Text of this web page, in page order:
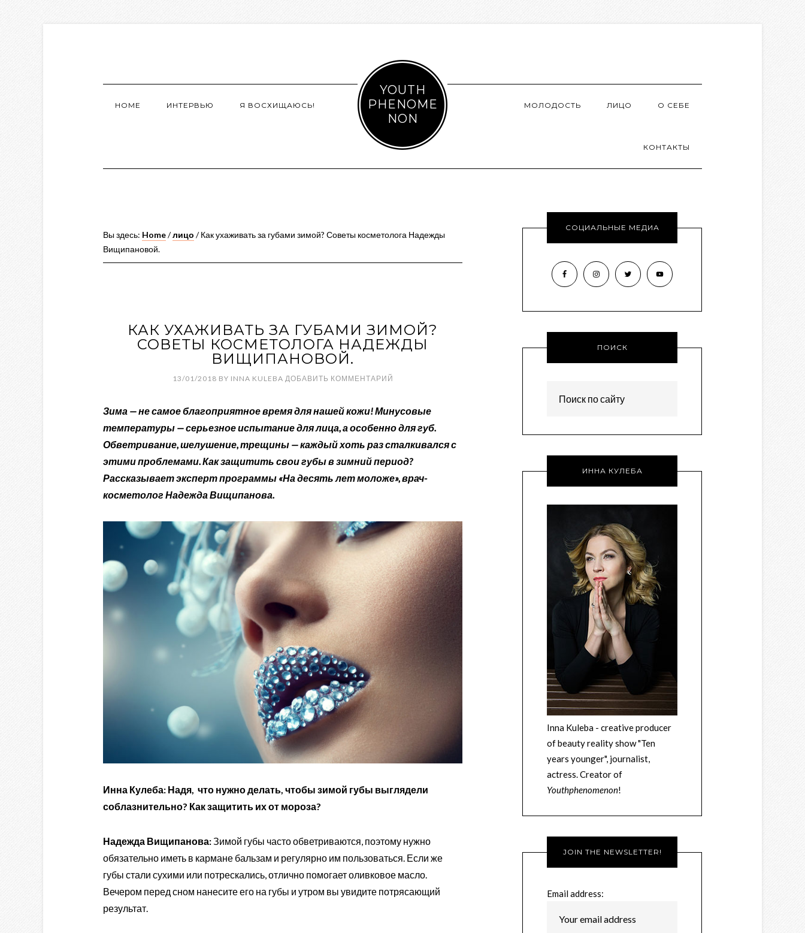
YOUTH
PHENOME
NON
HOME ИНТЕРВЬЮ Я ВОСХИЩАЮСЬ! МОЛОДОСТЬ ЛИЦО О СЕБЕ
КОНТАКТЫ
Вы здесь: Home/лицо /Как ухаживать за губами зимой? Советы косметолога Надежды
Вищипановой.
КАК УХАЖИВАТЬ ЗА ГУБАМИ ЗИМОЙ?
СОВЕТЫ КОСМЕТОЛОГА НАДЕЖДЫ
ВИЩИПАНОВОЙ.
13/01/2018 BY INNA KULEBA ДОБАВИТЬ КОММЕНТАРИЙ
Зима — не самое благоприятное время для нашей кожи! Минусовые
температуры — серьезное испытание для лица, а особенно для губ.
Обветривание, шелушение, трещины — каждый хоть раз сталкивался с
этими проблемами. Как защитить свои губы в зимний период?
Рассказывает эксперт программы «На десять лет моложе», врач-
косметолог Надежда Вищипанова.
Инна Кулеба: Надя, что нужно делать, чтобы зимой губы выглядели
соблазнительно? Как защитить их от мороза?
Надежда Вищипанова:Зимой губы часто обветриваются, поэтому нужно
обязательно иметь в кармане бальзам и регулярно им пользоваться. Если же
губы стали сухими или потрескались, отлично помогает оливковое масло.
Вечером перед сном нанесите его на губы и утром вы увидите потрясающий
результат.
СОЦИАЛЬНЫЕ МЕДИА
ПОИСК
ИННА КУЛЕБА
Inna Kuleba - creative producer
of beauty reality show "Ten
years younger", journalist,
actress. Creator of
Youthphenomenon!
JOIN THE NEWSLETTER!
Email address: